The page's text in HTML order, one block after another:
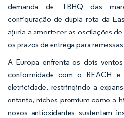
demanda de TBHQ das
configuração de dupla rota da
ajuda a amortecer as oscilações
os prazos de entrega para
A Europa enfrenta os dois
conformidade com o REACH e
eletricidade, restringindo a
entanto, nichos premium como a
novos antioxidantes sustentam